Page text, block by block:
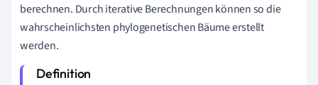
berechnen. Durch iterative Berechnungen können so die
wahrscheinlichsten phylogenetischen Bäume erstellt
werden.